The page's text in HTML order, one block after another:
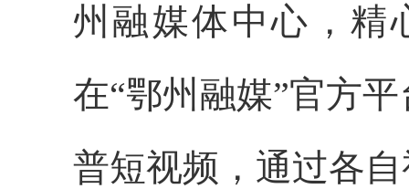
州融媒体中心，精
在“鄂州融媒”官方
普短视频，通过各